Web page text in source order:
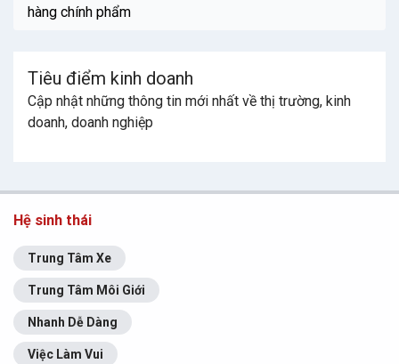
hàng chính phẩm
Tiêu điểm kinh doanh
Cập nhật những thông tin mới nhất về thị trường, kinh
doanh, doanh nghiệp
Hệ sinh thái
Trung Tâm Xe
Trung Tâm Môi Giới
Nhanh Dễ Dàng
Việc Làm Vui